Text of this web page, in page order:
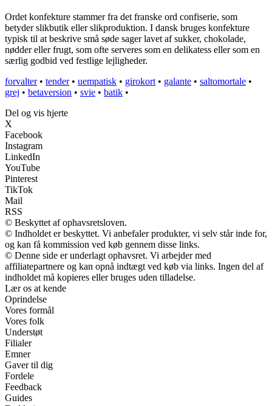
Ordet konfekture stammer fra det franske ord confiserie, som
betyder slikbutik eller slikproduktion. I dansk bruges konfekture
typisk til at beskrive små søde sager lavet af sukker, chokolade,
nødder eller frugt, som ofte serveres som en delikatess eller som en
særlig godbid ved festlige lejligheder.
forvalter• tender• uempatisk • girokort • galante • saltomortale •
grej • betaversion • svie • batik •
Del og vis hjerte
X
Facebook
Instagram
LinkedIn
YouTube
Pinterest
TikTok
Mail
RSS
© Beskyttet af ophavsretsloven.
© Indholdet er beskyttet. Vi anbefaler produkter, vi selv står inde for,
og kan få kommission ved køb gennem disse links.
© Denne side er underlagt ophavsret. Vi arbejder med
affiliatepartnere og kan opnå indtægt ved køb via links. Ingen del af
indholdet må kopieres eller bruges uden tilladelse.
Lær os at kende
Oprindelse
Vores formål
Vores folk
Understøt
Filialer
Emner
Gaver til dig
Fordele
Feedback
Guides